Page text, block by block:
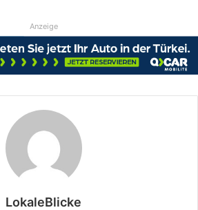
Anzeige
LokaleBlicke